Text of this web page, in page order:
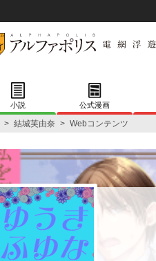
小説 公式漫画
> 結城芙由奈 > Webコンテンツ